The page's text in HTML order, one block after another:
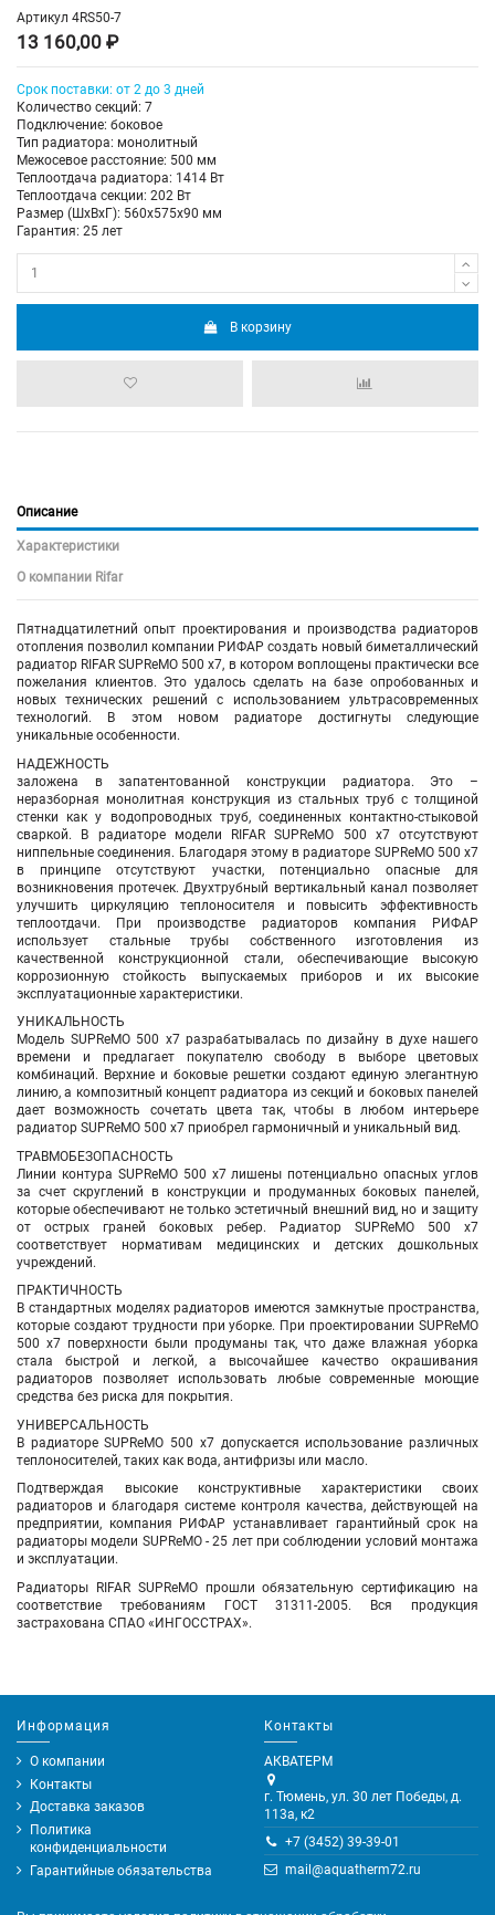
Артикул 4RS50-7
13 160,00 ₽
Срок поставки: от 2 до 3 дней
Количество секций: 7
Подключение: боковое
Тип радиатора: монолитный
Межосевое расстояние: 500 мм
Теплоотдача радиатора: 1414 Вт
Теплоотдача секции: 202 Вт
Размер (ШхВхГ): 560х575х90 мм
Гарантия: 25 лет
В корзину
Описание
Характеристики
О компании Rifar
Пятнадцатилетний опыт проектирования и производства радиаторов
отопления позволил компании РИФАР создать новый биметаллический
радиатор RIFAR SUPReMO 500 х7, в котором воплощены практически все
пожелания клиентов. Это удалось сделать на базе опробованных и
новых технических решений с использованием ультрасовременных
технологий. В этом новом радиаторе достигнуты следующие
уникальные особенности.
НАДЕЖНОСТЬ
заложена в запатентованной конструкции радиатора. Это –
неразборная монолитная конструкция из стальных труб с толщиной
стенки как у водопроводных труб, соединенных контактно-стыковой
сваркой. В радиаторе модели RIFAR SUPReMO 500 х7 отсутствуют
ниппельные соединения. Благодаря этому в радиаторе SUPReMO 500 х7
в принципе отсутствуют участки, потенциально опасные для
возникновения протечек. Двухтрубный вертикальный канал позволяет
улучшить циркуляцию теплоносителя и повысить эффективность
теплоотдачи. При производстве радиаторов компания РИФАР
использует стальные трубы собственного изготовления из
качественной конструкционной стали, обеспечивающие высокую
коррозионную стойкость выпускаемых приборов и их высокие
эксплуатационные характеристики.
УНИКАЛЬНОСТЬ
Модель SUPReMO 500 х7 разрабатывалась по дизайну в духе нашего
времени и предлагает покупателю свободу в выборе цветовых
комбинаций. Верхние и боковые решетки создают единую элегантную
линию, а композитный концепт радиатора из секций и боковых панелей
дает возможность сочетать цвета так, чтобы в любом интерьере
радиатор SUPReMO 500 х7 приобрел гармоничный и уникальный вид.
ТРАВМОБЕЗОПАСНОСТЬ
Линии контура SUPReMO 500 х7 лишены потенциально опасных углов
за счет скруглений в конструкции и продуманных боковых панелей,
которые обеспечивают не только эстетичный внешний вид, но и защиту
от острых граней боковых ребер. Радиатор SUPReMO 500 х7
соответствует нормативам медицинских и детских дошкольных
учреждений.
ПРАКТИЧНОСТЬ
В стандартных моделях радиаторов имеются замкнутые пространства,
которые создают трудности при уборке. При проектировании SUPReMO
500 х7 поверхности были продуманы так, что даже влажная уборка
стала быстрой и легкой, а высочайшее качество окрашивания
радиаторов позволяет использовать любые современные моющие
средства без риска для покрытия.
УНИВЕРСАЛЬНОСТЬ
В радиаторе SUPReMO 500 х7 допускается использование различных
теплоносителей, таких как вода, антифризы или масло.
Подтверждая высокие конструктивные характеристики своих
радиаторов и благодаря системе контроля качества, действующей на
предприятии, компания РИФАР устанавливает гарантийный срок на
радиаторы модели SUPReMO - 25 лет при соблюдении условий монтажа
и эксплуатации.
Радиаторы RIFAR SUPReMO прошли обязательную сертификацию на
соответствие требованиям ГОСТ 31311-2005. Вся продукция
застрахована СПАО «ИНГОССТРАХ».
Информация
О компании
Контакты
Доставка заказов
Политика
конфиденциальности
Гарантийные обязательства
Контакты
АКВАТЕРМ
г. Тюмень, ул. 30 лет Победы, д.
113а, к2
+7 (3452) 39-39-01
mail@aquatherm72.ru